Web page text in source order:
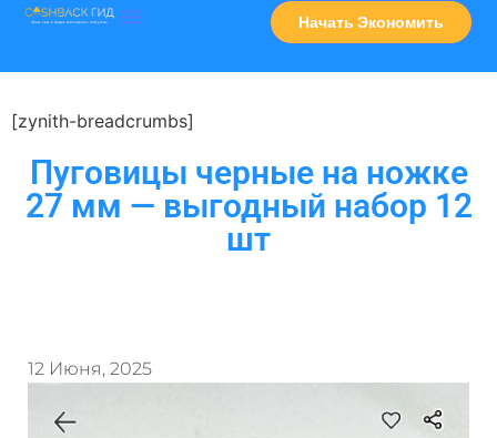
Начать Экономить
[zynith-breadcrumbs]
Пуговицы черные на ножке
27 мм — выгодный набор 12
шт
12 Июня, 2025